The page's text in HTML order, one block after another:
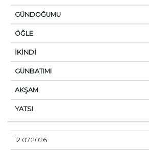
12.07.2026